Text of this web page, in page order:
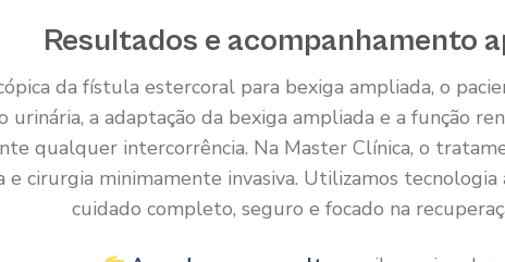
Resultados e acompanhamento
da fístula estercoral para bexiga ampliada, o
urinária, a adaptação da bexiga ampliada e a função
qualquer intercorrência. Na Master Clínica, o
cirurgia minimamente invasiva. Utilizamos
cuidado completo, seguro e focado na